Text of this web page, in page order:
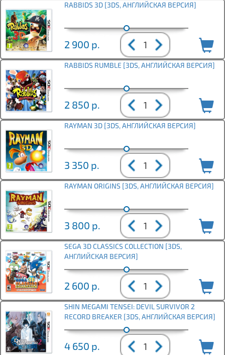
RABBIDS 3D [3DS, АНГЛИЙСКАЯ ВЕРСИЯ]
2 900 р.
RABBIDS RUMBLE [3DS, АНГЛИЙСКАЯ ВЕРСИЯ]
2 850 р.
RAYMAN 3D [3DS, АНГЛИЙСКАЯ ВЕРСИЯ]
3 350 р.
RAYMAN ORIGINS [3DS, АНГЛИЙСКАЯ ВЕРСИЯ]
3 800 р.
SEGA 3D CLASSICS COLLECTION [3DS,
АНГЛИЙСКАЯ ВЕРСИЯ]
2 600 р.
SHIN MEGAMI TENSEI: DEVIL SURVIVOR 2
RECORD BREAKER [3DS, АНГЛИЙСКАЯ ВЕРСИЯ]
4 650 р.